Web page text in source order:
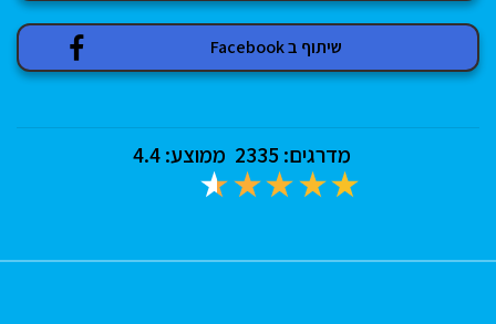
שיתוף ב Facebook
מדרגים: 2335 ממוצע:4.4